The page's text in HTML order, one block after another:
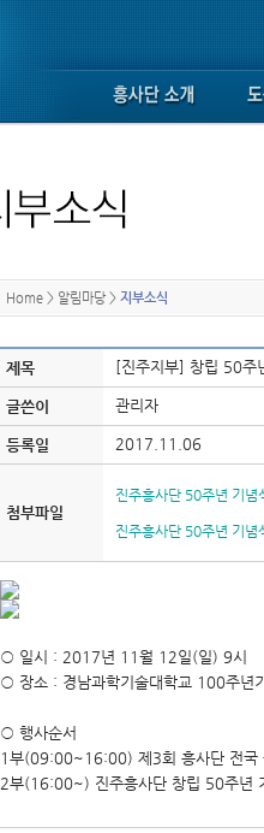
Home > 알림마당 > 지부소식
제목 [진주지부]
글쓴이 관리자
등록일 2017.11.06
첨부파일
진주흥사단 50주년 기념
진주흥사단 50주년 기념
○ 일시 : 2017년 11월 12일(일) 9시
○ 장소 : 경남과학기술대학교 100주년
○ 행사순서
1부(09:00~16:00) 제3회 흥사단 전국
2부(16:00~) 진주흥사단 창립 50주년